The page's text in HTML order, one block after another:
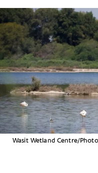
Wasit Wetland Centre/